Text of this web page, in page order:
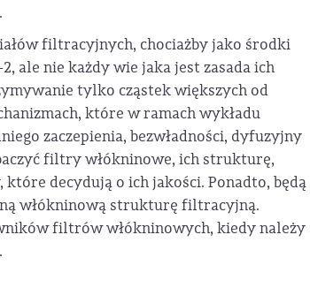
filtracyjnych, chociażby jako środki
ale nie każdy wie jaka jest zasada ich
tylko cząstek większych od
które w ramach wykładu
zaczepienia, bezwładności, dyfuzyjny
filtry włókninowe, ich strukturę,
decydują o ich jakości. Ponadto, będą
włókninową strukturę filtracyjną.
filtrów włókninowych, kiedy należy